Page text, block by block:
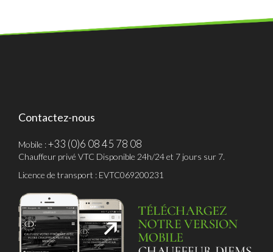
Contactez-nous
Mobile :+33 (0)6 08 45 78 08
Chauffeur privé VTC Disponible 24h/24 et 7 jours sur 7.
Licence de transport : EVTC069200231